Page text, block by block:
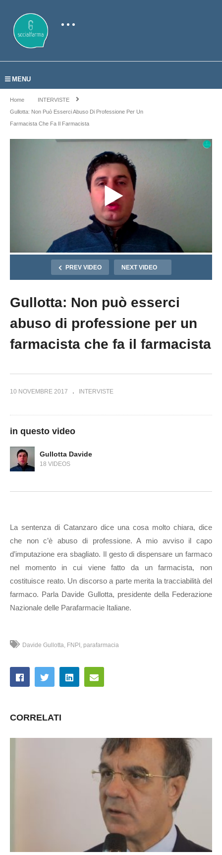
MENU
Home
INTERVISTE
Gullotta: Non Può Esserci Abuso Di Professione Per Un
Farmacista Che Fa Il Farmacista
PREV VIDEO NEXT VIDEO
Gullotta: Non può esserci
abuso di professione per un
farmacista che fa il farmacista
10 NOVEMBRE 2017 INTERVISTE
in questo video
Gullotta Davide
18 VIDEOS
La sentenza di Catanzaro dice una cosa molto chiara, dice
che non c’è abuso di professione. A mio avviso il capo
d’imputazione era sbagliato. Il gesto di dispensare un farmaco
nel momento in cui viene fatto da un farmacista, non
costituisce reato. Un discorso a parte merita la tracciabilità del
farmaco. Parla Davide Gullotta, presidente della Federazione
Nazionale delle Parafarmacie Italiane.
Davide Gullotta FNPI parafarmacia
CORRELATI